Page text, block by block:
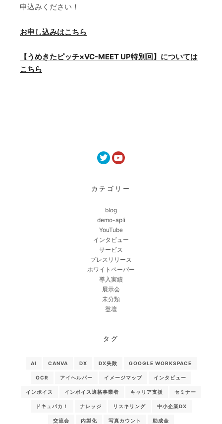
申込みください！
お申し込みはこちら
【うめきたピッチ×VC-MEET UP特別回】については
こちら
カテゴリー
blog
demo-apli
YouTube
インタビュー
サービス
プレスリリース
ホワイトペーパー
導入実績
展示会
未分類
登壇
タグ
AI CANVA DX DX失敗 GOOGLE WORKSPACE
OCR アイヘルパー イメージマップ インタビュー
インボイス インボイス適格事業者 キャリア支援 セミナー
ドキュパカ！ ナレッジ リスキリング 中小企業DX
交流会 内製化 写真カウント 助成金